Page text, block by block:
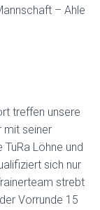
– Ahle
treffen unsere
mit seiner
Löhne und
sich nur
strebt
Vorrunde 15